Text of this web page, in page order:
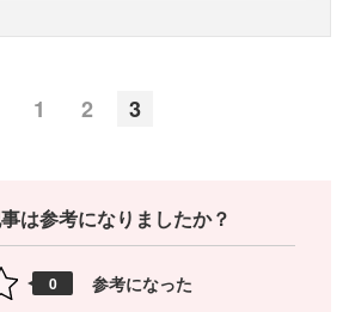
1 2 3
は参考になりましたか？
0 参考になった